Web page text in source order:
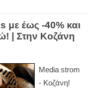
με έως -40% και
| Στην Κοζάνη
Media strom
- Κοζάνη!